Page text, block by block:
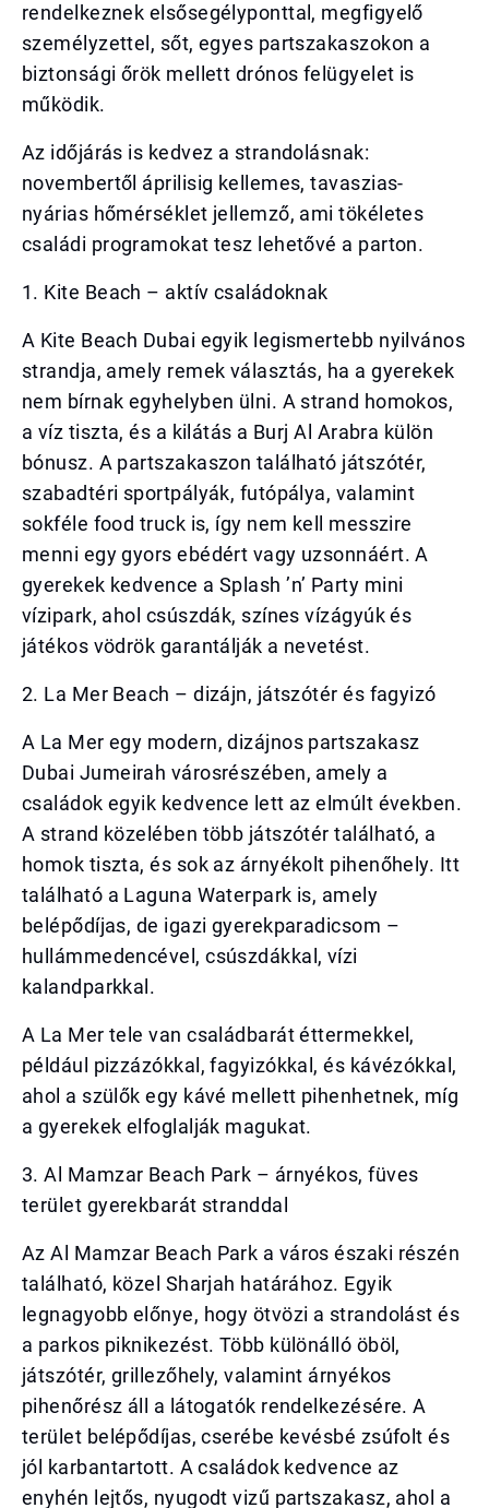
rendelkeznek elsősegélyponttal, megfigyelő
személyzettel, sőt, egyes partszakaszokon a
biztonsági őrök mellett drónos felügyelet is
működik.
Az időjárás is kedvez a strandolásnak:
novembertől áprilisig kellemes, tavaszias-
nyárias hőmérséklet jellemző, ami tökéletes
családi programokat tesz lehetővé a parton.
1. Kite Beach – aktív családoknak
A Kite Beach Dubai egyik legismertebb nyilvános
strandja, amely remek választás, ha a gyerekek
nem bírnak egyhelyben ülni. A strand homokos,
a víz tiszta, és a kilátás a Burj Al Arabra külön
bónusz. A partszakaszon található játszótér,
szabadtéri sportpályák, futópálya, valamint
sokféle food truck is, így nem kell messzire
menni egy gyors ebédért vagy uzsonnáért. A
gyerekek kedvence a Splash ’n’ Party mini
vízipark, ahol csúszdák, színes vízágyúk és
játékos vödrök garantálják a nevetést.
2. La Mer Beach – dizájn, játszótér és fagyizó
A La Mer egy modern, dizájnos partszakasz
Dubai Jumeirah városrészében, amely a
családok egyik kedvence lett az elmúlt években.
A strand közelében több játszótér található, a
homok tiszta, és sok az árnyékolt pihenőhely. Itt
található a Laguna Waterpark is, amely
belépődíjas, de igazi gyerekparadicsom –
hullámmedencével, csúszdákkal, vízi
kalandparkkal.
A La Mer tele van családbarát éttermekkel,
például pizzázókkal, fagyizókkal, és kávézókkal,
ahol a szülők egy kávé mellett pihenhetnek, míg
a gyerekek elfoglalják magukat.
3. Al Mamzar Beach Park – árnyékos, füves
terület gyerekbarát stranddal
Az Al Mamzar Beach Park a város északi részén
található, közel Sharjah határához. Egyik
legnagyobb előnye, hogy ötvözi a strandolást és
a parkos piknikezést. Több különálló öböl,
játszótér, grillezőhely, valamint árnyékos
pihenőrész áll a látogatók rendelkezésére. A
terület belépődíjas, cserébe kevésbé zsúfolt és
jól karbantartott. A családok kedvence az
enyhén lejtős, nyugodt vizű partszakasz, ahol a